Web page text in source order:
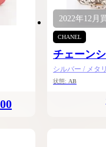
2022年12月
CHANEL
チェーン
シルバー / メタ
状態: AB